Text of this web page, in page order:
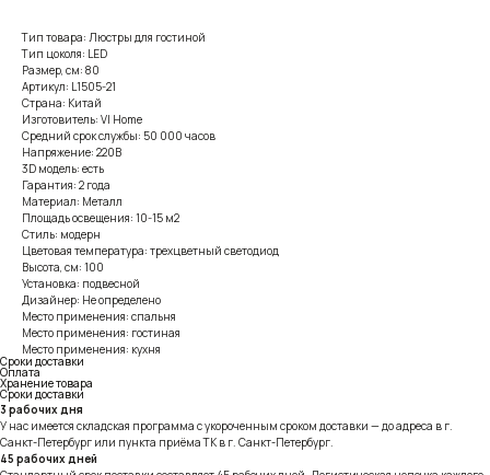
Тип товара: Люстры для гостиной
Тип цоколя: LED
Размер, см: 80
Артикул: L1505-21
Страна: Китай
Изготовитель: VI Home
Средний срок службы: 50 000 часов
Напряжение: 220В
3D модель: есть
Гарантия: 2 года
Материал: Металл
Площадь освещения: 10-15 м2
Стиль: модерн
Цветовая температура: трехцветный светодиод
Высота, см: 100
Установка: подвесной
Дизайнер: Не определено
Место применения: спальня
Место применения: гостиная
Место применения: кухня
Сроки доставки
Оплата
Хранение товара
Сроки доставки
3 рабочих дня
У нас имеется складская программа с укороченным сроком доставки — до адреса в г.
Санкт-Петербург или пункта приёма ТК в г. Санкт-Петербург.
45 рабочих дней